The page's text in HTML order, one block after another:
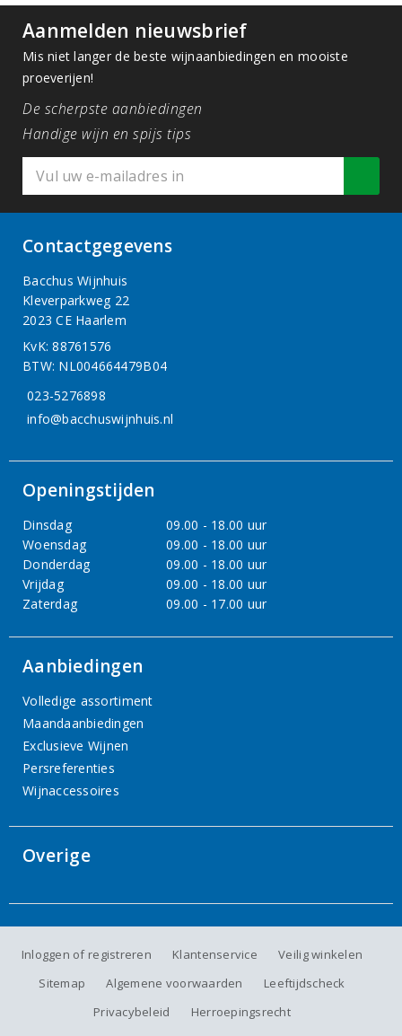
Aanmelden nieuwsbrief
Mis niet langer de beste wijnaanbiedingen en mooiste
proeverijen!
De scherpste aanbiedingen
Handige wijn en spijs tips
Contactgegevens
Bacchus Wijnhuis
Kleverparkweg 22
2023 CE Haarlem
KvK: 88761576
BTW: NL004664479B04
023-5276898
info@bacchuswijnhuis.nl
Openingstijden
Dinsdag
09.00 - 18.00 uur
Woensdag
09.00 - 18.00 uur
Donderdag
09.00 - 18.00 uur
Vrijdag
09.00 - 18.00 uur
Zaterdag
09.00 - 17.00 uur
Aanbiedingen
Volledige assortiment
Maandaanbiedingen
Exclusieve Wijnen
Persreferenties
Wijnaccessoires
Overige
Inloggen of registreren Klantenservice
Veilig winkelen
Sitemap
Algemene voorwaarden
Leeftijdscheck
Privacybeleid
Herroepingsrecht